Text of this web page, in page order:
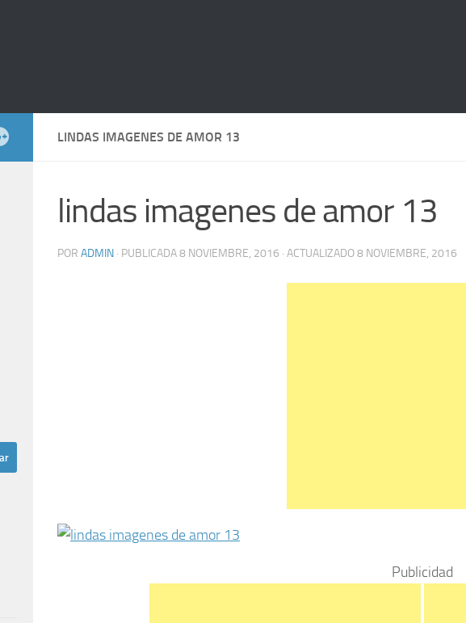
LINDAS IMAGENES DE AMOR 13
lindas imagenes de amor 13
POR ADMIN · PUBLICADA8 NOVIEMBRE, 2016 · ACTUALIZADO8 NOVIEMBRE, 2016
Publicidad